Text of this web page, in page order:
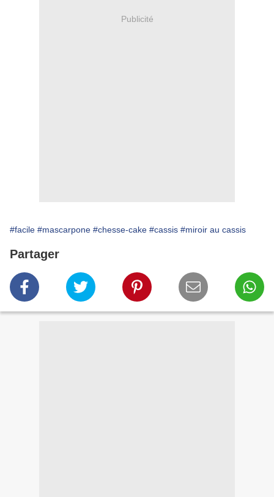
Publicité
#facile #mascarpone #chesse-cake #cassis #miroir au cassis
Partager